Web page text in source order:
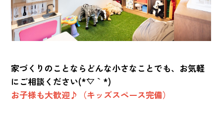
家づくりのことならどんな小さなことでも、お気軽
にご相談ください(*´▽｀*)
お子様も大歓迎♪（キッズスペース完備）